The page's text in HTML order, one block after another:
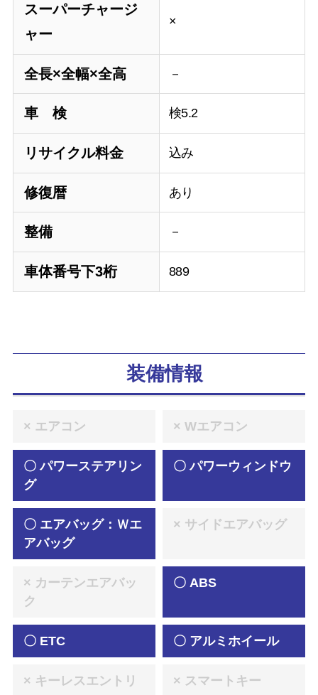
スーパーチャージ
ャー
×
全長×全幅×全高 －
車 検 検5.2
リサイクル料金 込み
修復暦 あり
整備 －
車体番号下3桁 889
装備情報
× エアコン × Wエアコン
〇 パワーステアリン
グ
〇 パワーウィンドウ
〇 エアバッグ：Ｗエ
アバッグ
× サイドエアバッグ
× カーテンエアバッ
ク
〇 ABS
〇 ETC 〇 アルミホイール
× キーレスエントリ
× スマートキー